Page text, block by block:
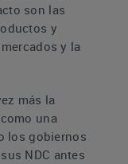
son las
y
y la
más la
una
los gobiernos
NDC antes